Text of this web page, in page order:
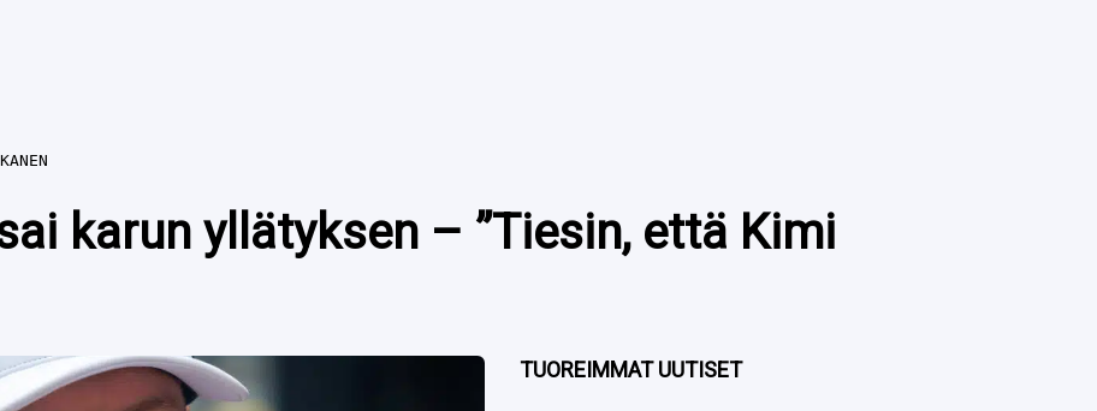
karun yllätyksen – ”Tiesin, että Kimi
TUOREIMMAT UUTISET